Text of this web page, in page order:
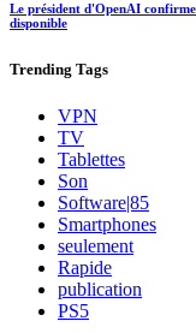
Le président d'OpenAI
disponible
Trending Tags
VPN
TV
Tablettes
Son
Software|85
Smartphones
seulement
Rapide
publication
PS5